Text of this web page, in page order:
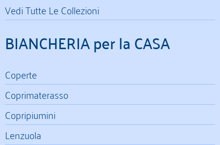
Vedi Tutte Le Collezioni
BIANCHERIA per la CASA
Coperte
Coprimaterasso
Copripiumini
Lenzuola